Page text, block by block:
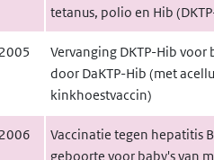
tetanus, polio en Hib (DKTP
2005 Vervanging DKTP-Hib voor
door DaKTP-Hib (met
kinkhoestvaccin)
2006
Vaccinatie tegen hepatitis
geboorte voor baby's van